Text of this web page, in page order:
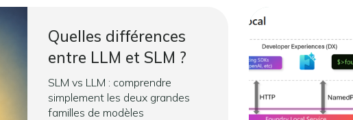
Quelles différences
entre LLM et SLM ?
SLM vs LLM : comprendre
simplement les deux grandes
familles de modèles